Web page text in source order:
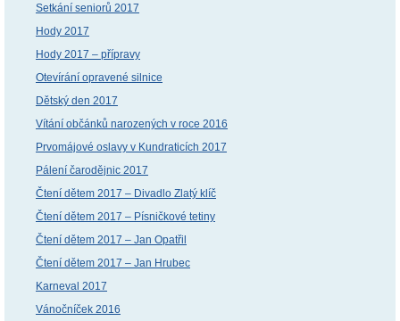
Setkání seniorů 2017
Hody 2017
Hody 2017 – přípravy
Otevírání opravené silnice
Dětský den 2017
Vítání občánků narozených v roce 2016
Prvomájové oslavy v Kundraticích 2017
Pálení čarodějnic 2017
Čtení dětem 2017 – Divadlo Zlatý klíč
Čtení dětem 2017 – Písničkové tetiny
Čtení dětem 2017 – Jan Opatřil
Čtení dětem 2017 – Jan Hrubec
Karneval 2017
Vánočníček 2016